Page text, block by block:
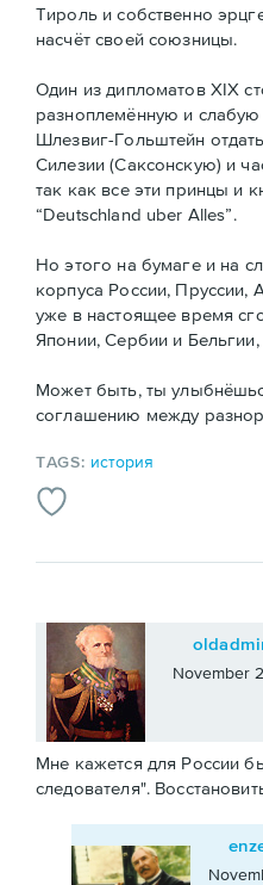
Тироль и собственно
насчёт своей союзницы.
Один из дипломатов XIX
разноплемённую и
Шлезвиг-Гольштейн
Силезии (Саксонскую) и
так как все эти принцы и
“Deutschland uber Alles”.
Но этого на бумаге и на
корпуса России, Пруссии,
уже в настоящее время
Японии, Сербии и Бельгии,
Может быть, ты
соглашению между
TAGS: история
November
Мне кажется для России
следователя".